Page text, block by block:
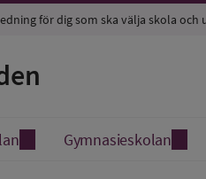
för dig som ska välja skola och
Gymnasieskolan